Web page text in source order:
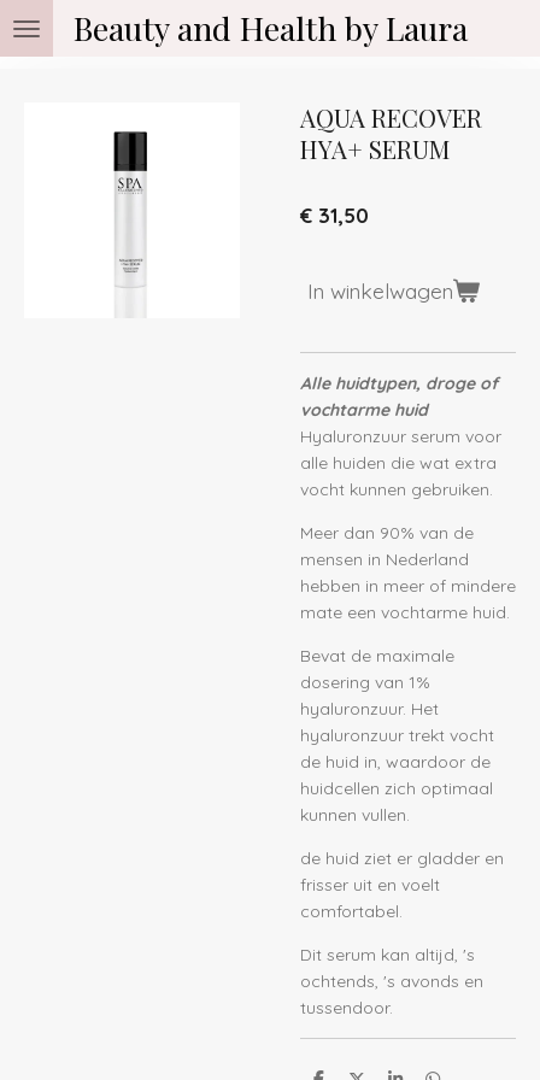
Ga
hoofdinhoud
Beauty and Health by Laura
AQUA RECOVER
HYA+ SERUM
€ 31,50
In winkelwagen
Alle huidtypen, droge of
vochtarme huid
Hyaluronzuur serum voor
alle huiden die wat extra
vocht kunnen gebruiken.
Meer dan 90% van de
mensen in Nederland
hebben in meer of mindere
mate een vochtarme huid.
Bevat de maximale
dosering van 1%
hyaluronzuur. Het
hyaluronzuur trekt vocht
de huid in, waardoor de
huidcellen zich optimaal
kunnen vullen.
de huid ziet er gladder en
frisser uit en voelt
comfortabel.
Dit serum kan altijd, 's
ochtends, 's avonds en
tussendoor.